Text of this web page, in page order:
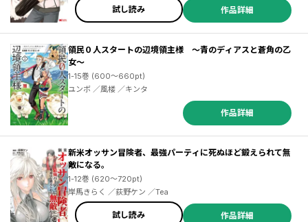
試し読み 作品詳細
領民０人スタートの辺境領主様 ～青のディアスと蒼角の乙
女～
1-15巻 (600～660pt)
ユンボ ／風楼 ／キンタ
作品詳細
新米オッサン冒険者、最強パーティに死ぬほど鍛えられて無
敵になる。
1-12巻 (620～720pt)
岸馬きらく ／荻野ケン ／Tea
試し読み 作品詳細